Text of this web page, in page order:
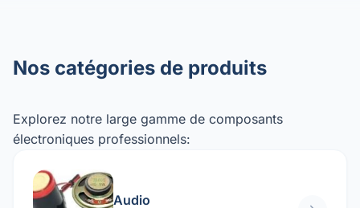
Nos catégories de produits
Explorez notre large gamme de composants
électroniques professionnels:
Audio